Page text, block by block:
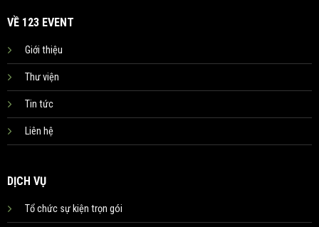
VỀ 123 EVENT
Giới thiệu
Thư viện
Tin tức
Liên hệ
DỊCH VỤ
Tổ chức sự kiện trọn gói